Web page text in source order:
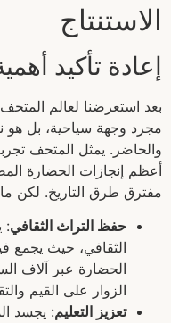
الاستنتاج
إعادة تأكيد
بعد استعرضنا لعالم
مجرد وجهة سياحية، بل هو
والحاضر. يمثل المتحف
أعظم إنجازات الحضارة
مفترق طرق التاريخ. لكن
حفظ التراث الثقافي:
الثقافي، حيث يجمع
الحضارة عبر آلاف
الزوار على القيم
تعزيز التعليم: يجسد